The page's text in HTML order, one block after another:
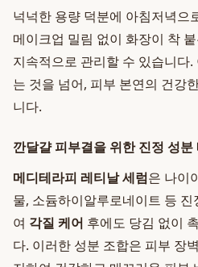
넉넉한 용량 덕분에 아침저녁으
메이크업 밀림 없이 화장이 착
지속적으로 관리할 수 있습니다
는 것을 넘어, 피부 본연의 건강
니다.
깐달걀 피부결을 위한 진정 성분
메디테라피 레티날 세럼은 나이
물, 소듐하이알루로네이트 등
여 각질 케어 후에도 당김 없이
다. 이러한 성분 조합은 피부 장